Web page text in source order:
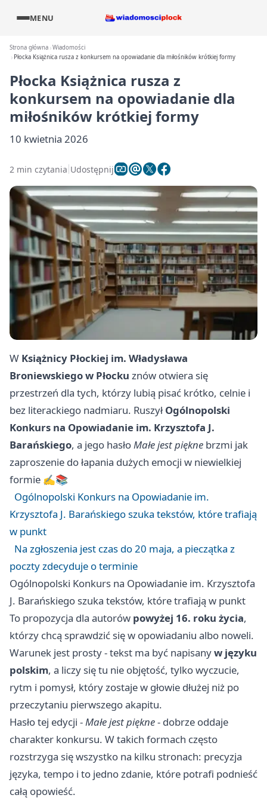
MENU
Strona główna Wiadomości
Płocka Książnica rusza z konkursem na opowiadanie dla miłośników krótkiej formy
Płocka Książnica rusza z
konkursem na opowiadanie dla
miłośników krótkiej formy
10 kwietnia 2026
2 min czytania Udostępnij
W Książnicy Płockiej im. Władysława
Broniewskiego w Płocku znów otwiera się
przestrzeń dla tych, którzy lubią pisać krótko, celnie i
bez literackiego nadmiaru. RuszyłOgólnopolski
Konkurs na Opowiadanie im. Krzysztofa J.
Barańskiego, a jego hasłoMałe jest piękne brzmi jak
zaproszenie do łapania dużych emocji w niewielkiej
formie ✍️📚
Ogólnopolski Konkurs na Opowiadanie im.
Krzysztofa J. Barańskiego szuka tekstów, które trafiają
w punkt
Na zgłoszenia jest czas do 20 maja, a pieczątka z
poczty zdecyduje o terminie
Ogólnopolski Konkurs na Opowiadanie im. Krzysztofa
J. Barańskiego szuka tekstów, które trafiają w punkt
To propozycja dla autorów powyżej 16. roku życia,
którzy chcą sprawdzić się w opowiadaniu albo noweli.
Warunek jest prosty - tekst ma być napisanyw języku
polskim, a liczy się tu nie objętość, tylko wyczucie,
rytm i pomysł, który zostaje w głowie dłużej niż po
przeczytaniu pierwszego akapitu.
Hasło tej edycji -Małe jest piękne- dobrze oddaje
charakter konkursu. W takich formach często
rozstrzyga się wszystko na kilku stronach: precyzja
języka, tempo i to jedno zdanie, które potrafi podnieść
całą opowieść.